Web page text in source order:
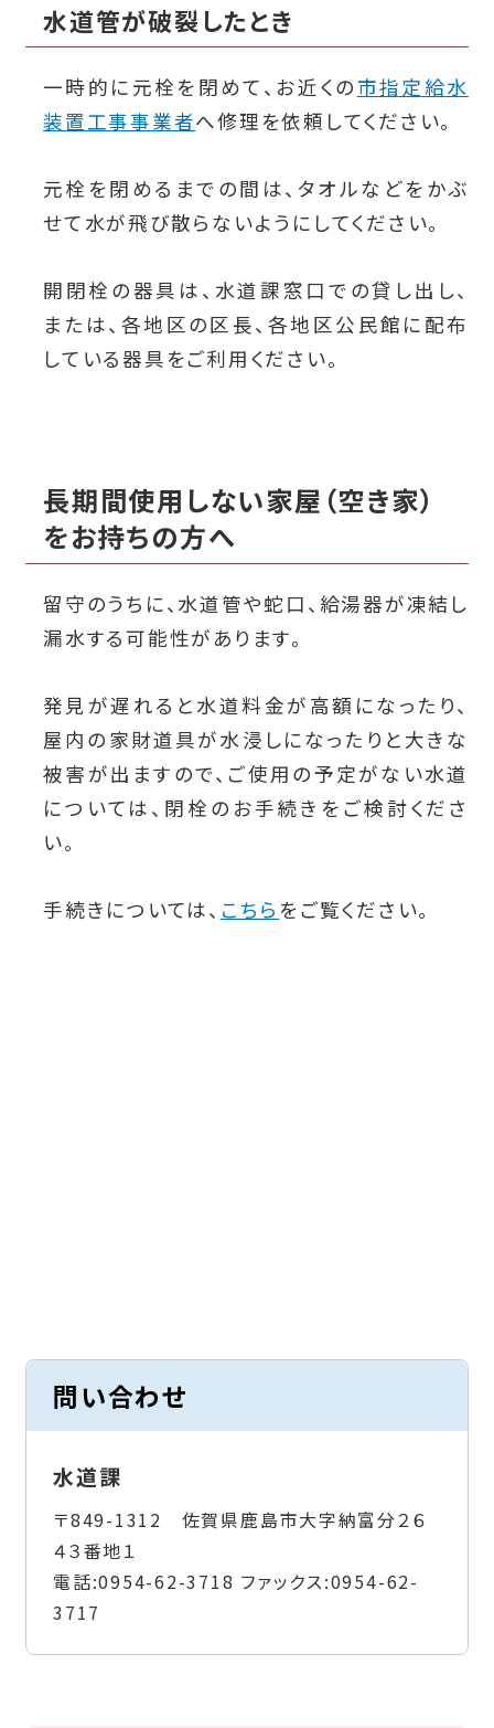
水道管が破裂したとき
一時的に元栓を閉めて、お近くの市指定給水
装置工事事業者へ修理を依頼してください。
元栓を閉めるまでの間は、タオルなどをかぶ
せて水が飛び散らないようにしてください。
開閉栓の器具は、水道課窓口での貸し出し、
または、各地区の区長、各地区公民館に配布
している器具をご利用ください。
長期間使用しない家屋（空き家）
をお持ちの方へ
留守のうちに、水道管や蛇口、給湯器が凍結し
漏水する可能性があります。
発見が遅れると水道料金が高額になったり、
屋内の家財道具が水浸しになったりと大きな
被害が出ますので、ご使用の予定がない水道
については、閉栓のお手続きをご検討くださ
い。
手続きについては、 こちら をご覧ください。
問い合わせ
水道課
〒849-1312 佐賀県鹿島市大字納富分２６
４３番地１
電話:0954-62-3718 ファックス:0954-62-
3717